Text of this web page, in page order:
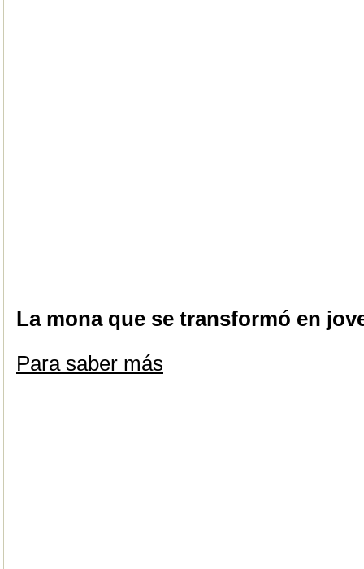
La mona que se transformó en
Para saber más